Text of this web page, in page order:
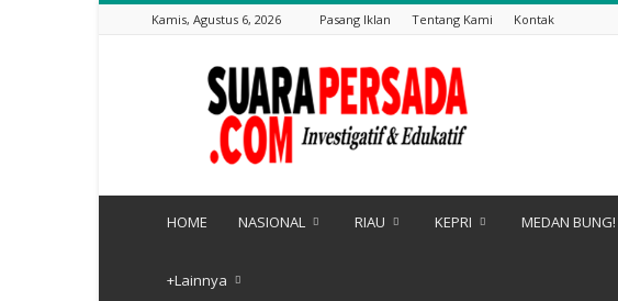
Kamis, Agustus 6, 2026 Pasang Iklan Tentang Kami Kontak
Suarapersada.com
HOME NASIONAL RIAU KEPRI MEDAN BUNG!
+Lainnya